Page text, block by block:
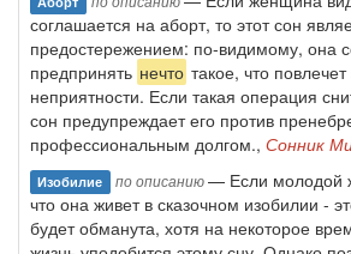
соглашается на аборт, то этот сон
предостережением: по-видимому, она
предпринять нечто такое, что
неприятности. Если такая операция
сон предупреждает его против
профессиональным долгом., Сонник
Изобилие по описанию— Если молодой
что она живет в сказочном изобилии -
будет обманута, хотя на некоторое